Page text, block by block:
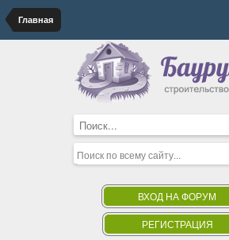
Главная
ВХОД НА ФОРУМ
РЕГИСТРАЦИЯ